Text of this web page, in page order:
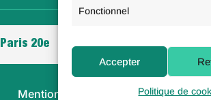
Fonctionnel
Accepter
Politique de
Paris 20e
Mentions légales